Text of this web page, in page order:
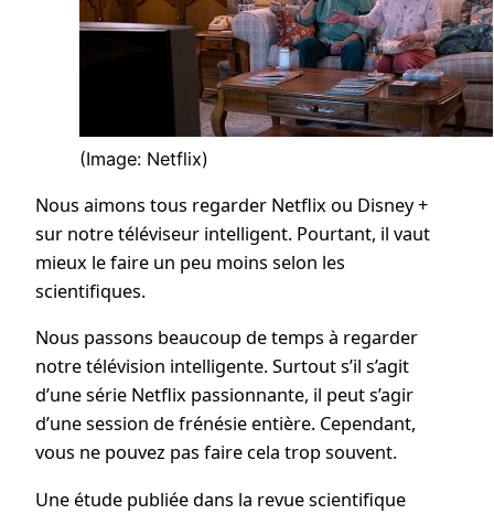
(Image: Netflix)
Nous aimons tous regarder Netflix ou Disney +
sur notre téléviseur intelligent. Pourtant, il vaut
mieux le faire un peu moins selon les
scientifiques.
Nous passons beaucoup de temps à regarder
notre télévision intelligente. Surtout s’il s’agit
d’une série Netflix passionnante, il peut s’agir
d’une session de frénésie entière. Cependant,
vous ne pouvez pas faire cela trop souvent.
Une étude publiée dans la revue scientifique